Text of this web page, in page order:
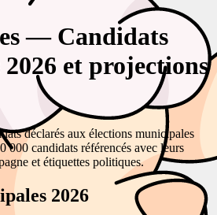
— Candidats
et projections
déclarés aux élections municipales
000 candidats référencés avec leurs
et étiquettes politiques.
2026